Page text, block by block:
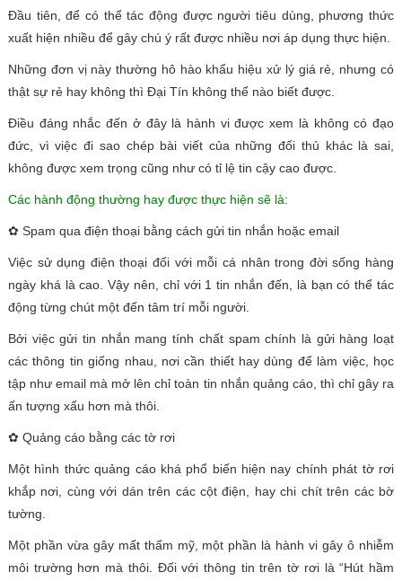
Đầu tiên, để có thể tác động được người tiêu dùng, phương thức
xuất hiện nhiều để gây chú ý rất được nhiều nơi áp dụng thực hiện.
Những đơn vị này thường hô hào khẩu hiệu xử lý giá rẻ, nhưng có
thật sự rẻ hay không thì Đại Tín không thể nào biết được.
Điều đáng nhắc đến ở đây là hành vi được xem là không có đạo
đức, vì việc đi sao chép bài viết của những đối thủ khác là sai,
không được xem trọng cũng như có tỉ lệ tin cậy cao được.
Các hành động thường hay được thực hiện sẽ là:
✿ Spam qua điện thoại bằng cách gửi tin nhắn hoặc email
Việc sử dụng điện thoại đối với mỗi cá nhân trong đời sống hàng
ngày khá là cao. Vậy nên, chỉ với 1 tin nhắn đến, là bạn có thể tác
động từng chút một đến tâm trí mỗi người.
Bởi việc gửi tin nhắn mang tính chất spam chính là gửi hàng loạt
các thông tin giống nhau, nơi cần thiết hay dùng để làm việc, học
tập như email mà mở lên chỉ toàn tin nhắn quảng cáo, thì chỉ gây ra
ấn tượng xấu hơn mà thôi.
✿ Quảng cáo bằng các tờ rơi
Một hình thức quảng cáo khá phổ biến hiện nay chính phát tờ rơi
khắp nơi, cùng với dán trên các cột điện, hay chi chít trên các bờ
tường.
Một phần vừa gây mất thẩm mỹ, một phần là hành vi gây ô nhiễm
môi trường hơn mà thôi. Đối với thông tin trên tờ rơi là “Hút hầm